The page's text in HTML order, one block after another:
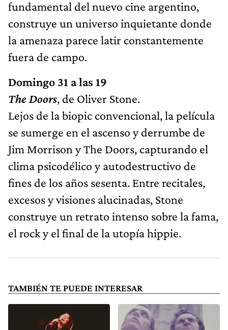
fundamental del nuevo cine argentino,
construye un universo inquietante donde
la amenaza parece latir constantemente
fuera de campo.
Domingo 31 a las 19
The Doors, de Oliver Stone.
Lejos de la biopic convencional, la película
se sumerge en el ascenso y derrumbe de
Jim Morrison y The Doors, capturando el
clima psicodélico y autodestructivo de
fines de los años sesenta. Entre recitales,
excesos y visiones alucinadas, Stone
construye un retrato intenso sobre la fama,
el rock y el final de la utopía hippie.
TAMBIÉN TE PUEDE INTERESAR